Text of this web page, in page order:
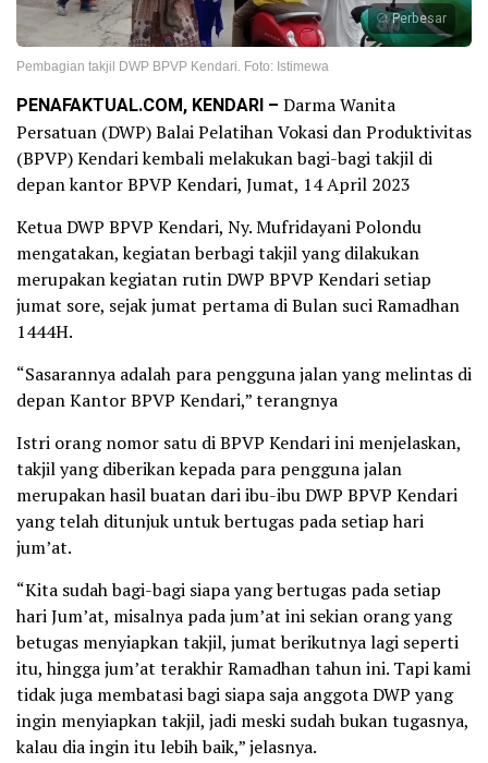
Perbesar
Pembagian takjil DWP BPVP Kendari. Foto: Istimewa
PENAFAKTUAL.COM, KENDARI – Darma Wanita
Persatuan (DWP) Balai Pelatihan Vokasi dan Produktivitas
(BPVP) Kendari kembali melakukan bagi-bagi takjil di
depan kantor BPVP Kendari, Jumat, 14 April 2023
Ketua DWP BPVP Kendari, Ny. Mufridayani Polondu
mengatakan, kegiatan berbagi takjil yang dilakukan
merupakan kegiatan rutin DWP BPVP Kendari setiap
jumat sore, sejak jumat pertama di Bulan suci Ramadhan
1444H.
“Sasarannya adalah para pengguna jalan yang melintas di
depan Kantor BPVP Kendari,” terangnya
Istri orang nomor satu di BPVP Kendari ini menjelaskan,
takjil yang diberikan kepada para pengguna jalan
merupakan hasil buatan dari ibu-ibu DWP BPVP Kendari
yang telah ditunjuk untuk bertugas pada setiap hari
jum’at.
“Kita sudah bagi-bagi siapa yang bertugas pada setiap
hari Jum’at, misalnya pada jum’at ini sekian orang yang
betugas menyiapkan takjil, jumat berikutnya lagi seperti
itu, hingga jum’at terakhir Ramadhan tahun ini. Tapi kami
tidak juga membatasi bagi siapa saja anggota DWP yang
ingin menyiapkan takjil, jadi meski sudah bukan tugasnya,
kalau dia ingin itu lebih baik,” jelasnya.